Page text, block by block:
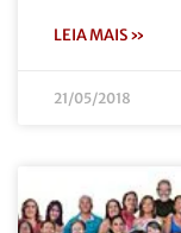
LEIA MAIS »
21/05/2018